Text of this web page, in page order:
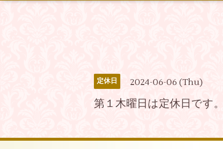
定休日 2024-06-06 (Thu)
第１木曜日は定休日です。